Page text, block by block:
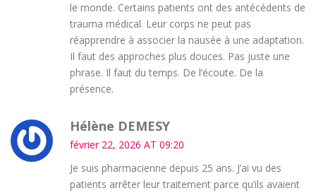
le monde. Certains patients ont des antécédents de
trauma médical. Leur corps ne peut pas
réapprendre à associer la nausée à une adaptation.
Il faut des approches plus douces. Pas juste une
phrase. Il faut du temps. De l’écoute. De la
présence.
Hélène DEMESY
février 22, 2026 AT 09:20
Je suis pharmacienne depuis 25 ans. J’ai vu des
patients arrêter leur traitement parce qu’ils avaient